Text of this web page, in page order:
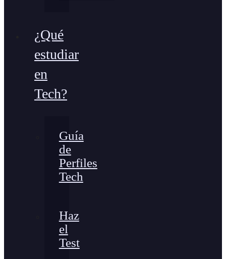
¿Qué
estudiar
en
Tech?
Guía
de
Perfiles
Tech
Haz
el
Test